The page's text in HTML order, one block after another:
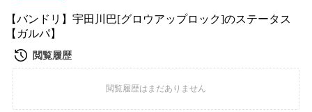
【バンドリ】宇田川巴[グロウアップロック]のステータス
【ガルパ】